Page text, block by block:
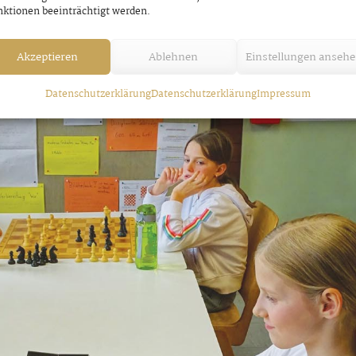
beeinträchtigt werden.
Akzeptieren Ablehnen Einstellungen
DatenschutzerklärungDatenschutzerklärungImpressum